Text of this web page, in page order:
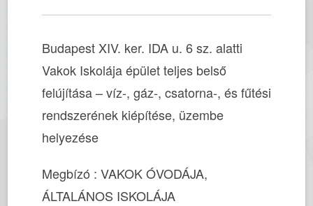
Budapest XIV. ker. IDA u. 6 sz. alatti
Vakok Iskolája épület teljes belső
felújítása – víz-, gáz-, csatorna-, és fűtési
rendszerének kiépítése, üzembe
helyezése
Megbízó : VAKOK ÓVODÁJA,
ÁLTALÁNOS ISKOLÁJA